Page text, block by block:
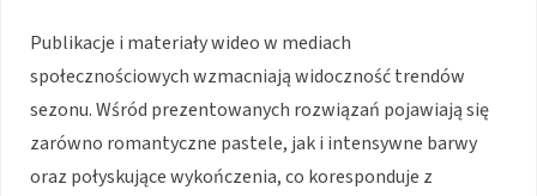
Publikacje i materiały wideo w mediach
społecznościowych wzmacniają widoczność trendów
sezonu. Wśród prezentowanych rozwiązań pojawiają się
zarówno romantyczne pastele, jak i intensywne barwy
oraz połyskujące wykończenia, co koresponduje z